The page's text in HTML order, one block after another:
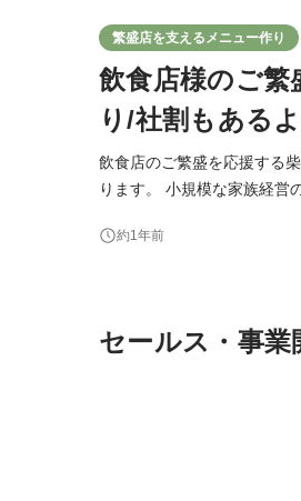
繁盛店を支えるメニュー作り
飲食店様のご繁
り/社割もあるよ
飲食店のご繁盛を応援する
ります。 小規模な家族経営のお客様を多く抱える中で、「ドリンクを替えたいんだけど、メニューを作っている
先の増加に伴い、新たな仲
約1年前
セールス・事業